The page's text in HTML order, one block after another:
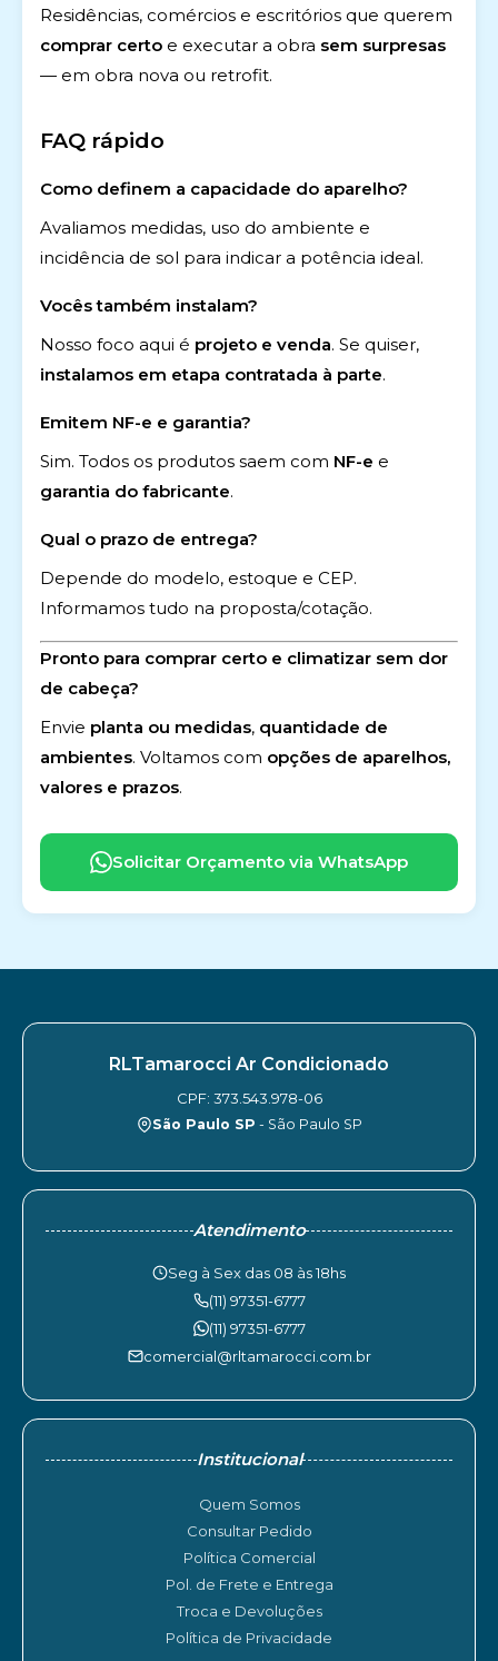
Residências, comércios e escritórios que querem
comprar certo e executar a obra sem surpresas
— em obra nova ou retrofit.
FAQ rápido
Como definem a capacidade do aparelho?
Avaliamos medidas, uso do ambiente e
incidência de sol para indicar a potência ideal.
Vocês também instalam?
Nosso foco aqui é projeto e venda. Se quiser,
instalamos em etapa contratada à parte.
Emitem NF-e e garantia?
Sim. Todos os produtos saem com NF-e e
garantia do fabricante.
Qual o prazo de entrega?
Depende do modelo, estoque e CEP.
Informamos tudo na proposta/cotação.
Pronto para comprar certo e climatizar sem dor
de cabeça?
Envie planta ou medidas, quantidade de
ambientes. Voltamos com opções de aparelhos,
valores e prazos.
Solicitar Orçamento via WhatsApp
RLTamarocci Ar Condicionado
CPF: 373.543.978-06
São Paulo SP - São Paulo SP
Atendimento
Seg à Sex das 08 às 18hs
(11) 97351-6777
(11) 97351-6777
comercial@rltamarocci.com.br
Institucional
Quem Somos
Consultar Pedido
Política Comercial
Pol. de Frete e Entrega
Troca e Devoluções
Política de Privacidade